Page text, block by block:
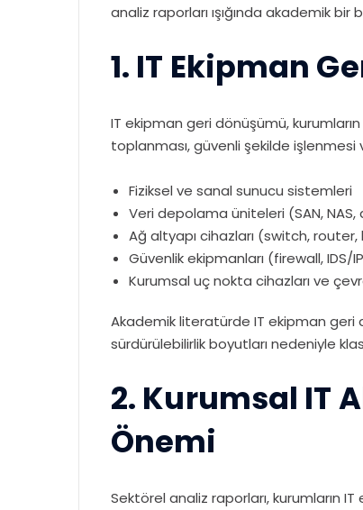
analiz raporları ışığında akademik bir
1. IT Ekipman
IT ekipman geri dönüşümü,
toplanması, güvenli şekilde işlenmesi
Fiziksel ve sanal sunucu sistemleri
Veri depolama üniteleri (SAN, NAS,
Ağ altyapı cihazları (switch,
Güvenlik ekipmanları (firewall, IDS/
Kurumsal uç nokta cihazları ve
Akademik literatürde IT ekipman geri
sürdürülebilirlik boyutları nedeniyle
2. Kurumsal IT
Önemi
Sektörel analiz raporları, kurumların